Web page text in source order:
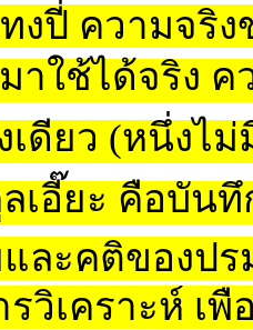
งปี่ ความจริ
าใช้ได้จริง
เดียว (หนึ่งไ
เอี๊ยะ คือบันทึ
ละคติของปร
รวิเคราะห์